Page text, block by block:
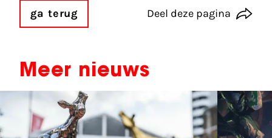
ga terug Deel deze pagina
Meer nieuws